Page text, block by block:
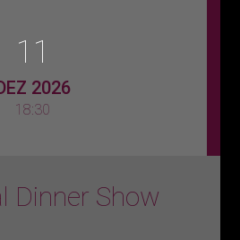
11
2026
18:30
Dinner Show